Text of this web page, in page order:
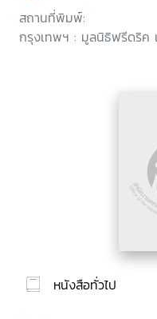
สถานที่พิมพ์:
กรุงเทพฯ : มูลนิธิฟรีดริค
หนังสือทั่วไป